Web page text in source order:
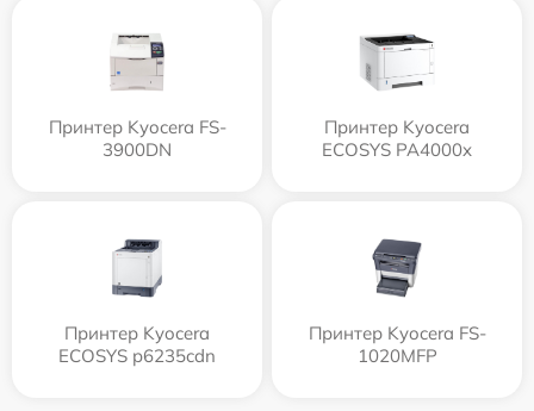
Принтер Kyocera FS-
3900DN
Принтер Kyocera
ECOSYS PA4000x
Принтер Kyocera
ECOSYS p6235cdn
Принтер Kyocera FS-
1020MFP